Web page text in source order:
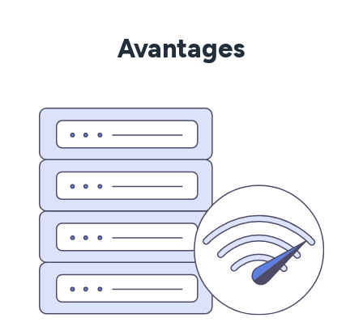
Avantages